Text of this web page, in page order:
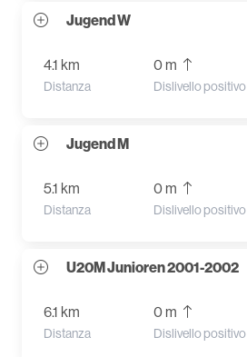
Jugend W
4.1 km
Distanza
0 m
Dislivello positivo
Jugend M
5.1 km
Distanza
0 m
Dislivello positivo
U20M Junioren 2001-2002
6.1 km
Distanza
0 m
Dislivello positivo